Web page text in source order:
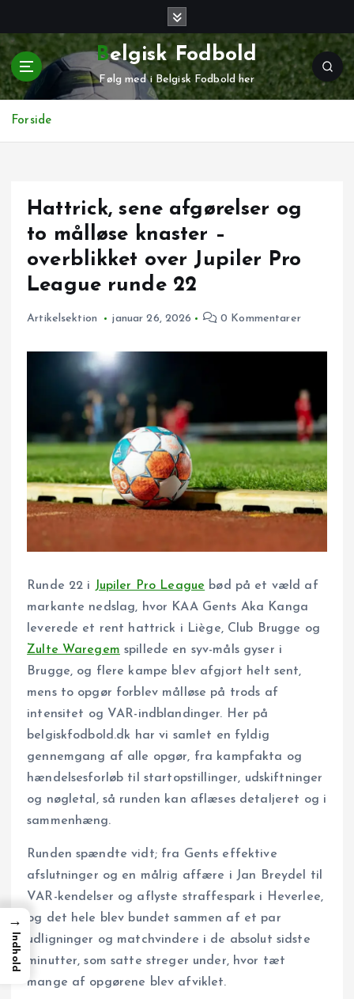
t
i
i
Belgisk Fodbold
Følg med i Belgisk Fodbold her
Forside
Hattrick, sene afgørelser og
to målløse knaster –
overblikket over Jupiler Pro
League runde 22
Artikelsektion januar 26, 2026 0 Kommentarer
Runde 22 i Jupiler Pro League bød på et væld af
markante nedslag, hvor KAA Gents Aka Kanga
leverede et rent hattrick i Liège, Club Brugge og
Zulte Waregem spillede en syv-måls gyser i
Brugge, og flere kampe blev afgjort helt sent,
mens to opgør forblev målløse på trods af
intensitet og VAR-indblandinger. Her på
belgiskfodbold.dk har vi samlet en fyldig
gennemgang af alle opgør, fra kampfakta og
hændelsesforløb til startopstillinger, udskiftninger
og nøgletal, så runden kan aflæses detaljeret og i
sammenhæng.
Runden spændte vidt; fra Gents effektive
afslutninger og en målrig affære i Jan Breydel til
VAR-kendelser og aflyste straffespark i Heverlee,
og det hele blev bundet sammen af et par
udligninger og matchvindere i de absolut sidste
minutter, som satte streger under, hvor tæt
mange af opgørene blev afviklet.
→
Indhold